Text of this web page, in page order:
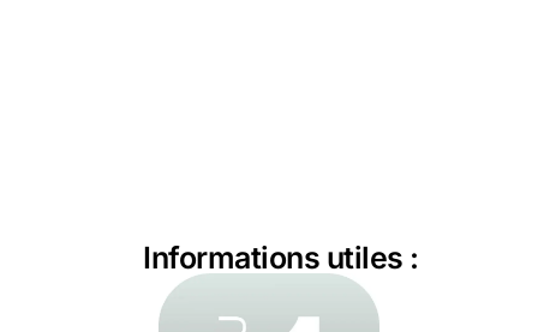
Informations utiles :